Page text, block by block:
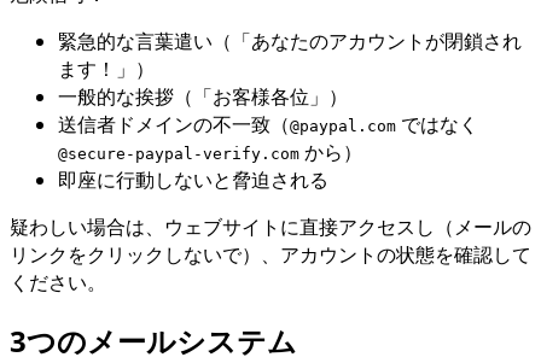
緊急的な言葉遣い（「あなたのアカウントが閉鎖され
ます！」）
一般的な挨拶（「お客様各位」）
送信者ドメインの不一致（@paypal.com ではなく
@secure-paypal-verify.com から）
即座に行動しないと脅迫される
疑わしい場合は、ウェブサイトに直接アクセスし（メールの
リンクをクリックしないで）、アカウントの状態を確認して
ください。
3つのメールシステム